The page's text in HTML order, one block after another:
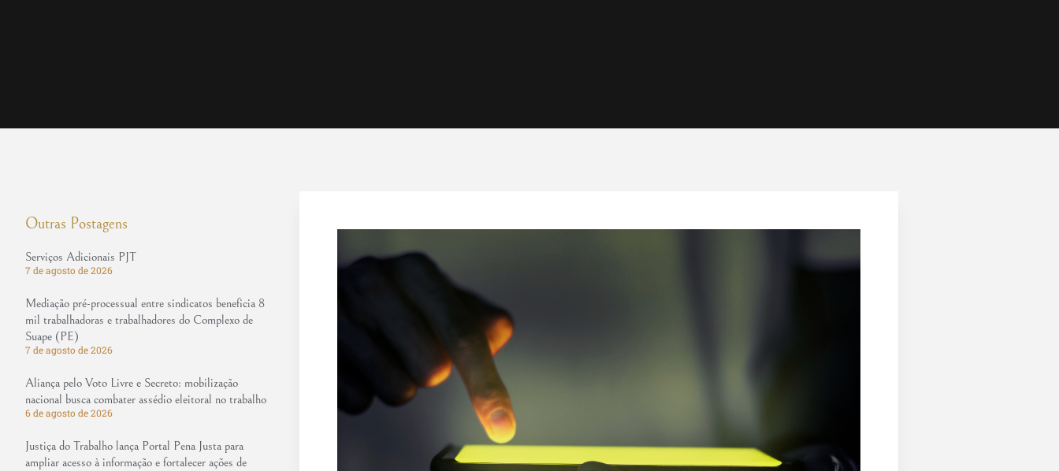
Outras Postagens
Serviços Adicionais PJT
7 de agosto de 2026
Mediação pré-processual entre sindicatos beneficia 8
mil trabalhadoras e trabalhadores do Complexo de
Suape (PE)
7 de agosto de 2026
Aliança pelo Voto Livre e Secreto: mobilização
nacional busca combater assédio eleitoral no trabalho
6 de agosto de 2026
Justiça do Trabalho lança Portal Pena Justa para
ampliar acesso à informação e fortalecer ações de